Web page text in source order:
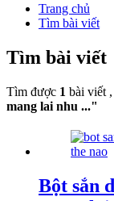
Trang chủ
Tìm bài viết
Tìm bài viết
Tìm được 1 bài viết
mang lai nhu ..."
Bột sắn